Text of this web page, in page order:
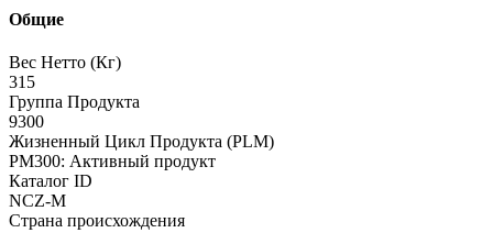
Общие
Вес Нетто (Кг)
315
Группа Продукта
9300
Жизненный Цикл Продукта (PLM)
PM300: Активный продукт
Каталог ID
NCZ-M
Страна происхождения